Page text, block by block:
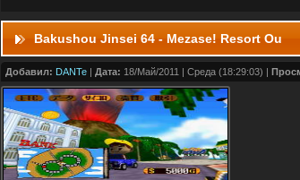
Bakushou Jinsei 64 - Mezase! Resort Ou
Добавил: DANTe | Дата: 18/Май/2011 | Среда (18:29:03) |